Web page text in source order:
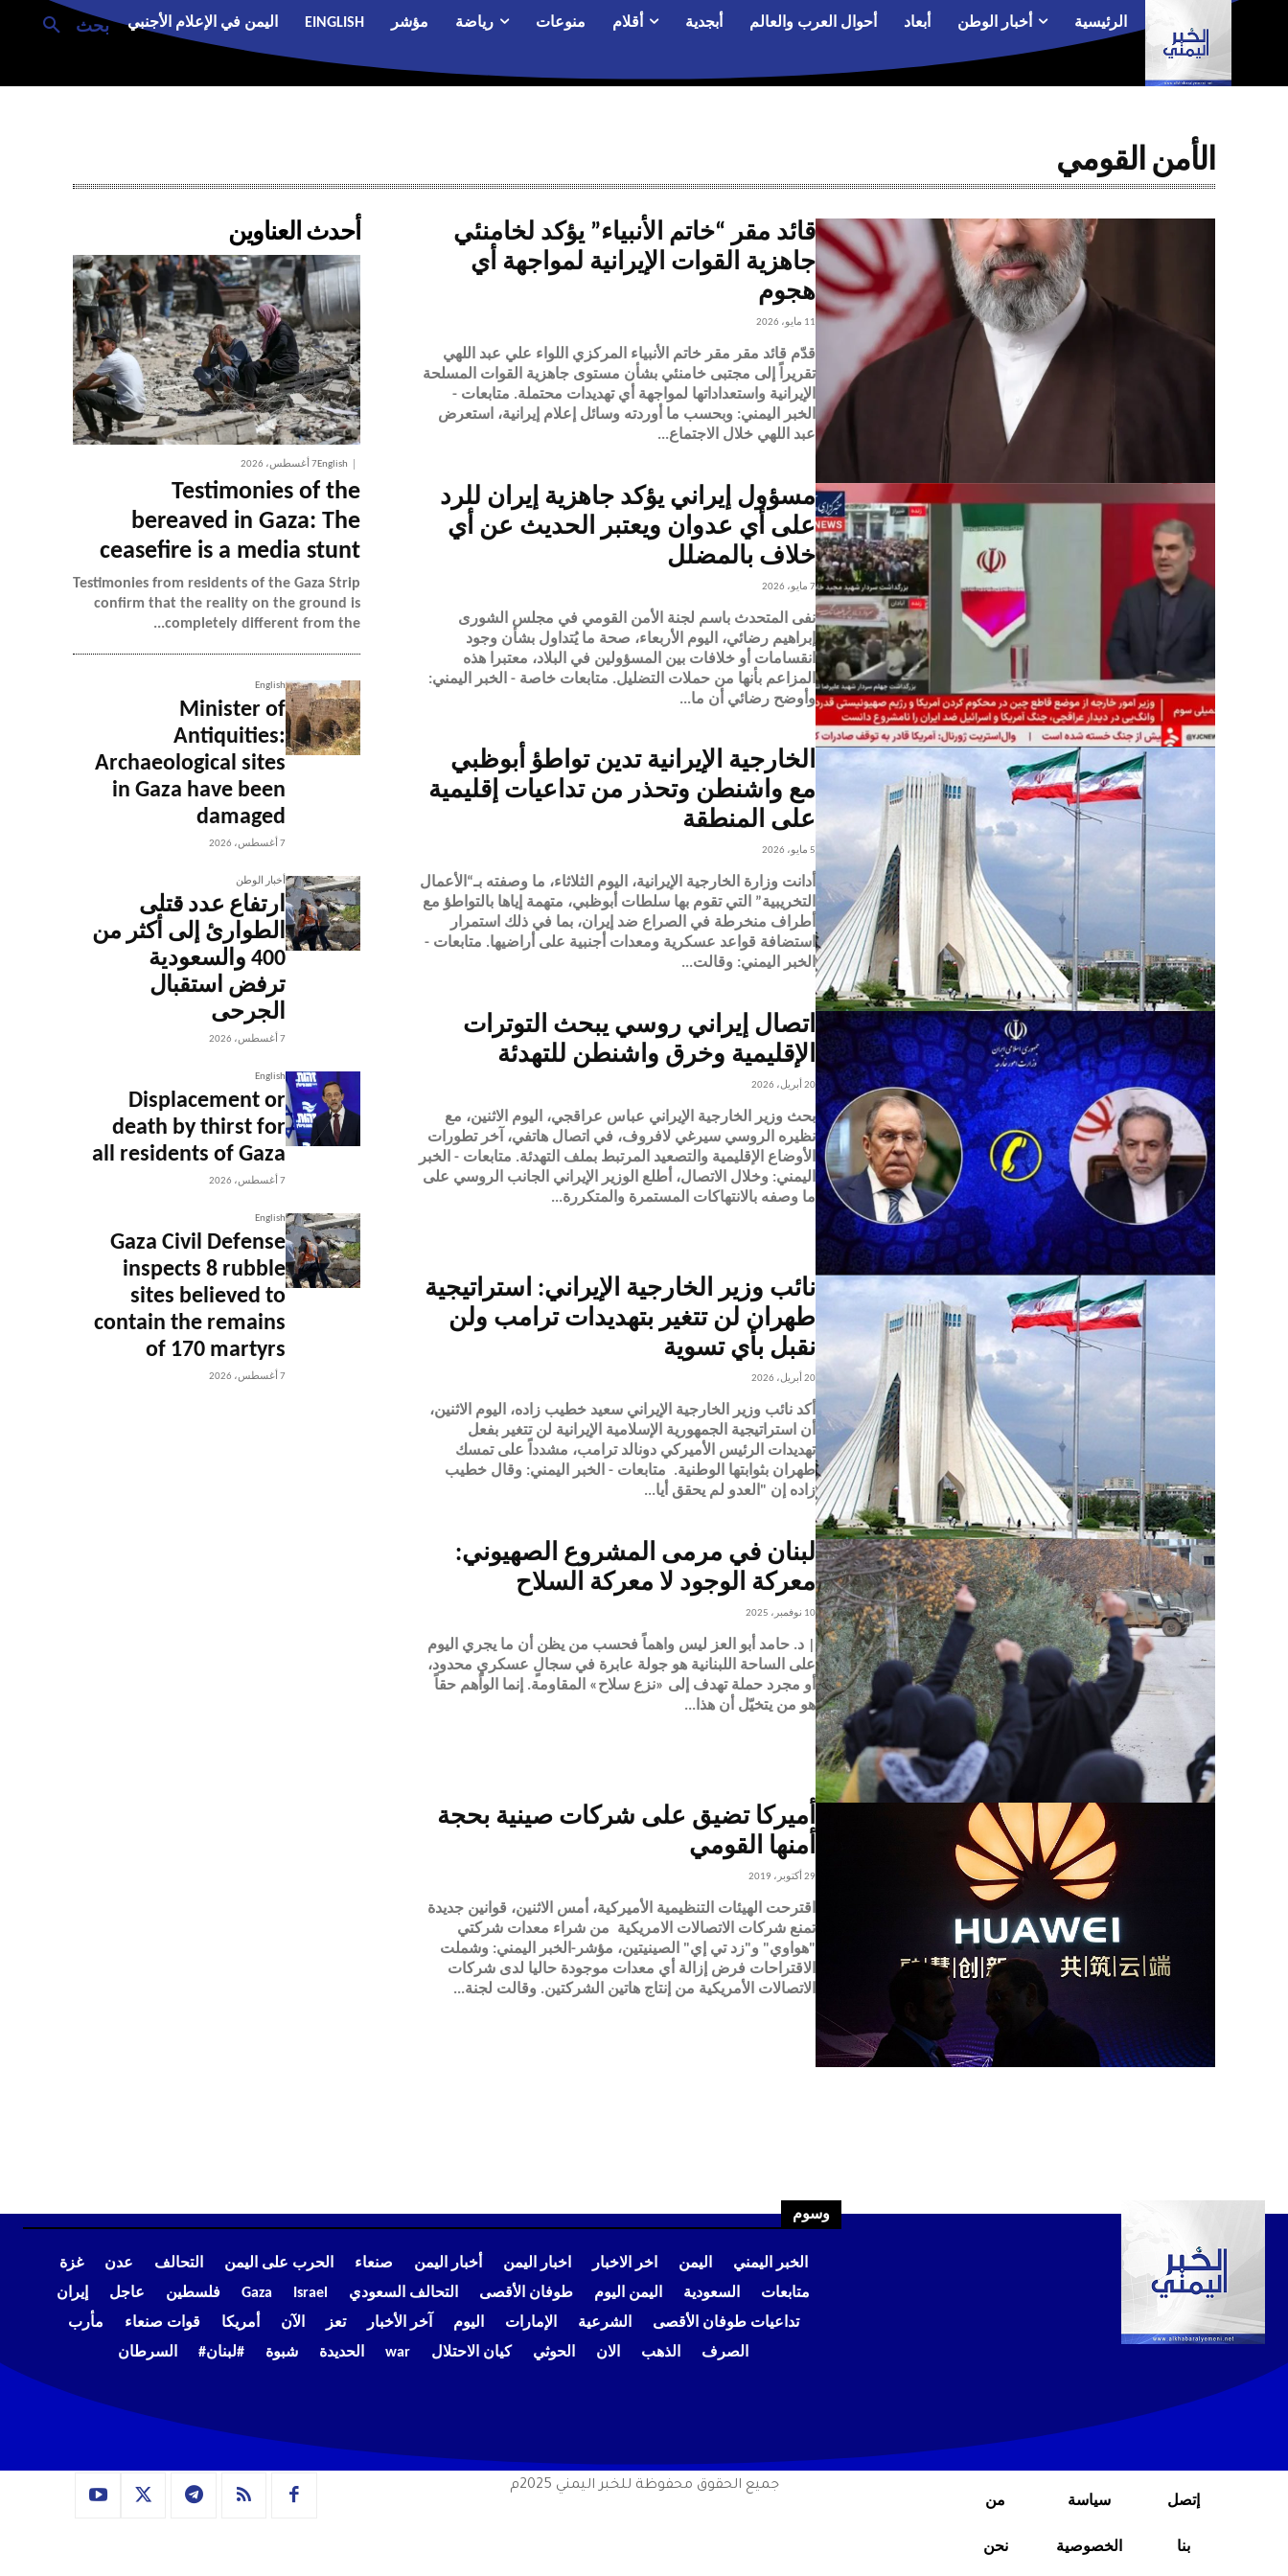
بحث الرئيسية أخبار الوطن أبعاد أحوال العرب والعالم أبجدية أقلام منوعات رياضة مؤشر EINGLISH اليمن في الإعلام الأجنبي
الأمن القومي
قائد مقر “خاتم الأنبياء” يؤكد لخامنئي
جاهزية القوات الإيرانية لمواجهة أي
هجوم
11 مايو، 2026
قدّم قائد مقر مقر خاتم الأنبياء المركزي اللواء علي عبد اللهي
تقريراً إلى مجتبى خامنئي بشأن مستوى جاهزية القوات المسلحة
الإيرانية واستعداداتها لمواجهة أي تهديدات محتملة. متابعات -
الخبر اليمني: وبحسب ما أوردته وسائل إعلام إيرانية، استعرض
عبد اللهي خلال الاجتماع...
مسؤول إيراني يؤكد جاهزية إيران للرد
على أي عدوان ويعتبر الحديث عن أي
خلاف بالمضلل
7 مايو، 2026
نفى المتحدث باسم لجنة الأمن القومي في مجلس الشورى
إبراهيم رضائي، اليوم الأربعاء، صحة ما يُتداول بشأن وجود
انقسامات أو خلافات بين المسؤولين في البلاد، معتبرا هذه
المزاعم بأنها من حملات التضليل. متابعات خاصة - الخبر اليمني:
وأوضح رضائي أن ما...
الخارجية الإيرانية تدين تواطؤ أبوظبي
مع واشنطن وتحذر من تداعيات إقليمية
على المنطقة
5 مايو، 2026
أدانت وزارة الخارجية الإيرانية، اليوم الثلاثاء، ما وصفته بـ“الأعمال
التخريبية” التي تقوم بها سلطات أبوظبي، متهمة إياها بالتواطؤ مع
أطراف منخرطة في الصراع ضد إيران، بما في ذلك استمرار
استضافة قواعد عسكرية ومعدات أجنبية على أراضيها. متابعات -
الخبر اليمني: وقالت...
اتصال إيراني روسي يبحث التوترات
الإقليمية وخرق واشنطن للتهدئة
20 أبريل، 2026
بحث وزير الخارجية الإيراني عباس عراقجي، اليوم الاثنين، مع
نظيره الروسي سيرغي لافروف، في اتصال هاتفي، آخر تطورات
الأوضاع الإقليمية والتصعيد المرتبط بملف التهدئة. متابعات - الخبر
اليمني: وخلال الاتصال، أطلع الوزير الإيراني الجانب الروسي على
ما وصفه بالانتهاكات المستمرة والمتكررة...
نائب وزير الخارجية الإيراني: استراتيجية
طهران لن تتغير بتهديدات ترامب ولن
نقبل بأي تسوية
20 أبريل، 2026
أكد نائب وزير الخارجية الإيراني سعيد خطيب زاده، اليوم الاثنين،
أن استراتيجية الجمهورية الإسلامية الإيرانية لن تتغير بفعل
تهديدات الرئيس الأميركي دونالد ترامب، مشدداً على تمسك
طهران بثوابتها الوطنية. متابعات - الخبر اليمني: وقال خطيب
زاده إن "العدو لم يحقق أيا...
لبنان في مرمى المشروع الصهيوني:
معركة الوجود لا معركة السلاح
10 نوفمبر، 2025
| د. حامد أبو العز ليس واهماً فحسب من يظن أن ما يجري اليوم
على الساحة اللبنانية هو جولة عابرة في سجالٍ عسكريٍ محدود،
أو مجرد حملة تهدف إلى «نزع سلاح» المقاومة. إنما الواهم حقاً
هو من يتخيّل أن هذا...
أميركا تضيق على شركات صينية بحجة
أمنها القومي
29 أكتوبر، 2019
اقترحت الهيئات التنظيمية الأميركية، أمس الاثنين، قوانين جديدة
تمنع شركات الاتصالات الامريكية من شراء معدات شركتي
"هواوي" و"زد تي إي" الصينيتين، مؤشر-الخبر اليمني: وشملت
الاقتراحات فرض إزالة أي معدات موجودة حاليا لدى شركات
الاتصالات الأمريكية من إنتاج هاتين الشركتين. وقالت لجنة...
أحدث العناوين
English7 أغسطس، 2026
Testimonies of the
bereaved in Gaza: The
ceasefire is a media stunt
Testimonies from residents of the Gaza Strip
confirm that the reality on the ground is
completely different from the...
English
Minister of
Antiquities:
Archaeological sites
in Gaza have been
damaged
7 أغسطس، 2026
أخبار الوطن
ارتفاع عدد قتلى
الطوارئ إلى أكثر من
400 والسعودية
ترفض استقبال
الجرحى
7 أغسطس، 2026
English
Displacement or
death by thirst for
all residents of Gaza
7 أغسطس، 2026
English
Gaza Civil Defense
inspects 8 rubble
sites believed to
contain the remains
of 170 martyrs
7 أغسطس، 2026
وسوم
الخبر اليمني اليمن اخر الاخبار اخبار اليمن أخبار اليمن صنعاء الحرب على اليمن التحالف عدن
غزة
متابعات
السعودية اليمن اليوم طوفان الأقصى التحالف السعودي Israel
Gaza فلسطين عاجل
إيران
تداعيات طوفان الأقصى
الشرعية الإمارات اليوم آخر الأخبار تعز الآن أمريكا قوات صنعاء
مأرب
الصرف
الذهب الان الحوثي كيان الاحتلال war الحديدة شبوة #لبنان# السرطان
إتصل
بنا
سياسة
الخصوصية
من
نحن
جميع الحقوق محفوظة للخبر اليمني 2025م